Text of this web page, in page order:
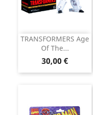
TRANSFORMERS Age
Of The...
Prix
30,00 €